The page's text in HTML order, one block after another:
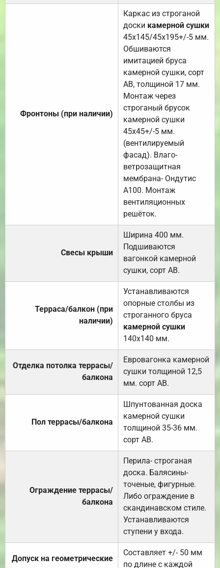
Фронтоны (при наличии)
Каркас из строганой
доски камерной сушки
45х145/45х195+/-5 мм.
Обшиваются
имитацией бруса
камерной сушки, сорт
АВ, толщиной 17 мм.
Монтаж через
строганый брусок
камерной сушки
45х45+/-5 мм.
(вентилируемый
фасад). Влаго-
ветрозащитная
мембрана- Ондутис
А100. Монтаж
вентиляционных
решёток.
Свесы крыши
Ширина 400 мм.
Подшиваются
вагонкой камерной
сушки, сорт АВ.
Терраса/балкон (при
наличии)
Устанавливаются
опорные столбы из
строганного бруса
камерной сушки
140х140 мм.
Отделка потолка террасы/
балкона
Евровагонка камерной
сушки толщиной 12,5
мм. сорт АВ.
Пол террасы/балкона
Шпунтованная доска
камерной сушки
толщиной 35-36 мм.
сорт АВ.
Ограждение террасы/
балкона
Перила- строганая
доска. Балясины-
точеные, фигурные.
Либо ограждение в
скандинавском стиле.
Устанавливаются
ступени у входа.
Допуск на геометрические
Составляет +/- 50 мм
по длине с каждой